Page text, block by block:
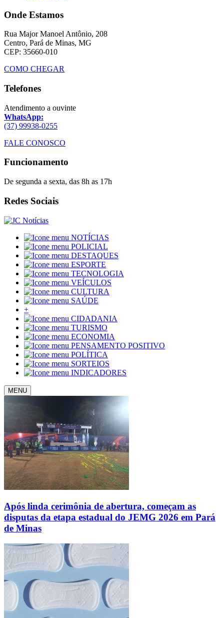
Onde Estamos
Rua Major Manoel Antônio, 208
Centro, Pará de Minas, MG
CEP: 35660-010
COMO CHEGAR
Telefones
Atendimento a ouvinte
WhatsApp:
(37) 99938-0255
FALE CONOSCO
Funcionamento
De segunda a sexta, das 8h as 17h
Redes Sociais
NOTÍCIAS
POLICIAL
DESTAQUES
ESPORTE
TECNOLOGIA
VEÍCULOS
CULTURA
SAÚDE
+
CIDADANIA
TURISMO
ECONOMIA
PENSAMENTO POSITIVO
POLÍTICA
SORTEIOS
INDICADORES
MENU
Após linda cerimônia de abertura, começam as
disputas da etapa estadual do JEMG 2026 em Pará
de Minas